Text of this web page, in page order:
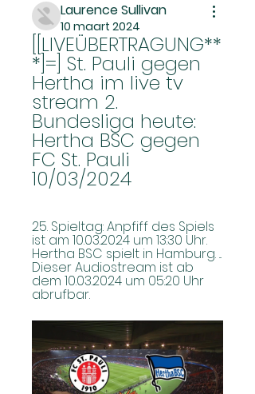
Laurence Sullivan
10 maart 2024
[[LIVEÜBERTRAGUNG**
*]=] St. Pauli gegen
Hertha im live tv
stream 2.
Bundesliga heute:
Hertha BSC gegen
FC St. Pauli
10/03/2024
25. Spieltag: Anpfiff des Spiels
ist am 10.03.2024 um 13:30 Uhr.
Hertha BSC spielt in Hamburg. ...
Dieser Audiostream ist ab
dem 10.03.2024 um 05:20 Uhr
abrufbar.